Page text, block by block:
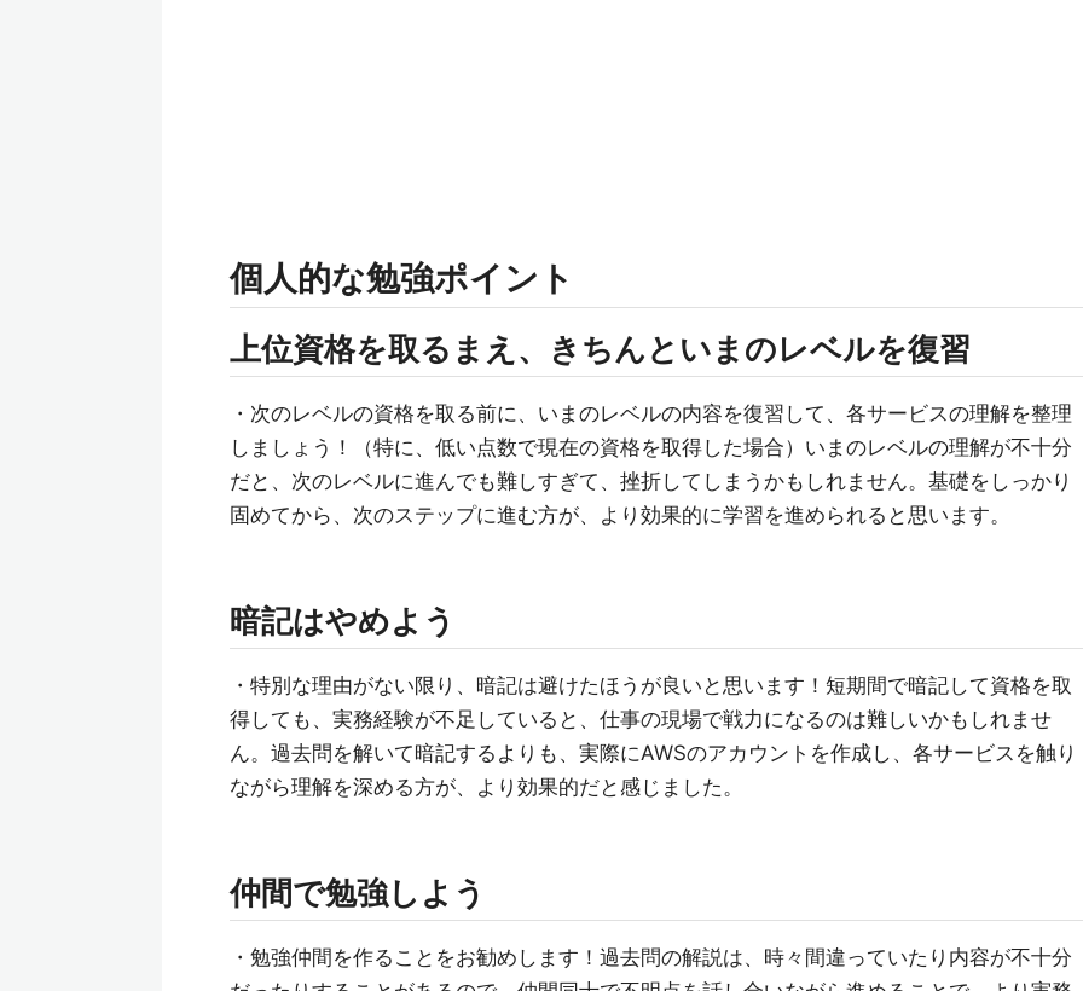
個人的な勉強ポイント
上位資格を取るまえ、きちんといまのレベルを復習
・次のレベルの資格を取る前に、いまのレベルの内容を復習して、各サービスの理解を整理
しましょう！（特に、低い点数で現在の資格を取得した場合）いまのレベルの理解が不十分
だと、次のレベルに進んでも難しすぎて、挫折してしまうかもしれません。基礎をしっかり
固めてから、次のステップに進む方が、より効果的に学習を進められると思います。
暗記はやめよう
・特別な理由がない限り、暗記は避けたほうが良いと思います！短期間で暗記して資格を取
得しても、実務経験が不足していると、仕事の現場で戦力になるのは難しいかもしれませ
ん。過去問を解いて暗記するよりも、実際にAWSのアカウントを作成し、各サービスを触り
ながら理解を深める方が、より効果的だと感じました。
仲間で勉強しよう
・勉強仲間を作ることをお勧めします！過去問の解説は、時々間違っていたり内容が不十分